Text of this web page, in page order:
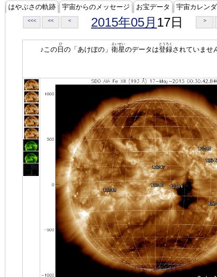
はやぶさの軌跡 宇宙からのメッセージ お宝データ 宇宙カレン
<<< << < 2015年05月 17日 >
♪この日
ひ
の「あけぼの」 衛星
えいせい
のデータは登録
とうろく
されていませ